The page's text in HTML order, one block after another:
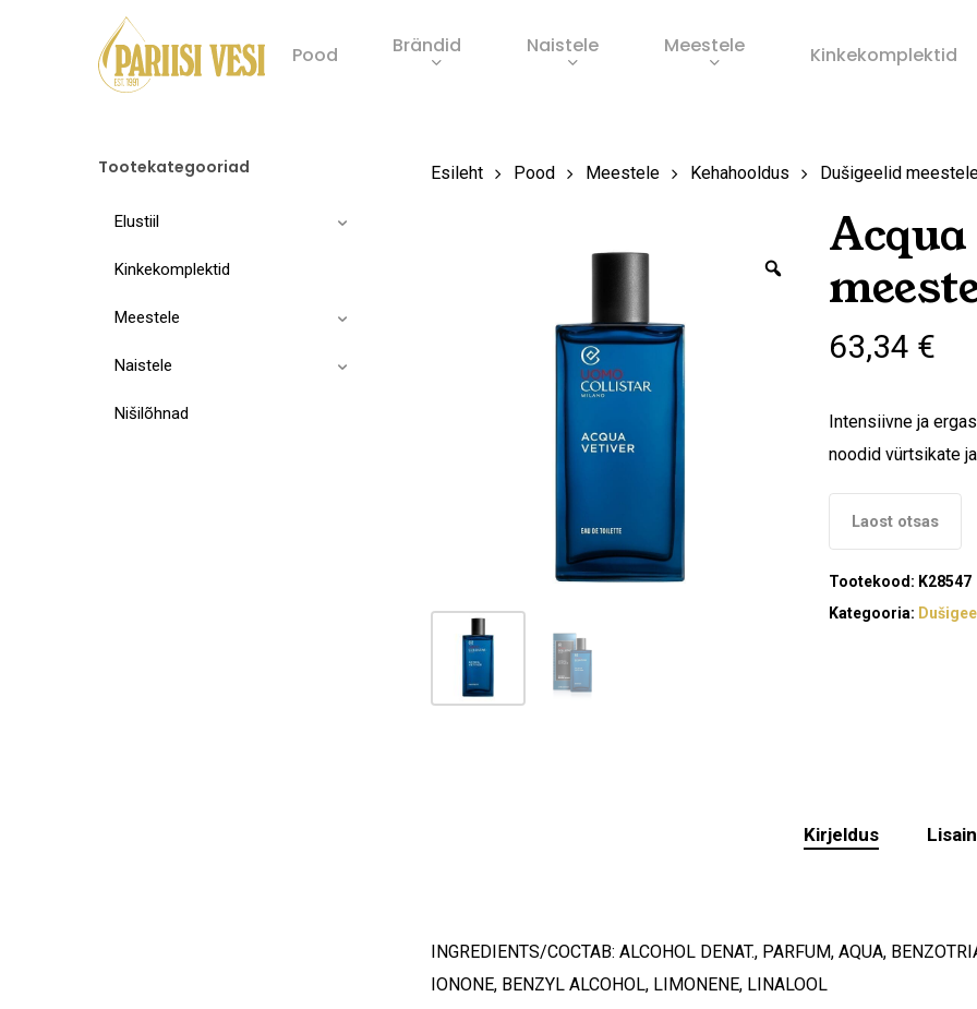
Pood Brändid Naistele Meestele Kinkekomplektid
Ostukorv
Tootekategooriad
Elustiil
Kinkekomplektid
Meestele
Naistele
Nišilõhnad
Esileht Pood Meestele Kehahooldus Dušigeelid
63,34 €
Intensiivne ja
noodid vürtsikate
Laost otsas
Tootekood: K28547
Kategooria:
Kirjeldus
INGREDIENTS/COCTAB: ALCOHOL DENAT., PARFUM, AQUA,
IONONE, BENZYL ALCOHOL, LIMONENE, LINALOOL